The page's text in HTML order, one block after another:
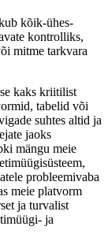
kõik-ühes-
kontrolliks,
mitme tarkvara
kaks kriitilist
tabelid või
suhtes altid ja
jaoks
mängu meie
probleemivaba
meie platvorm
ja turvalist
ja